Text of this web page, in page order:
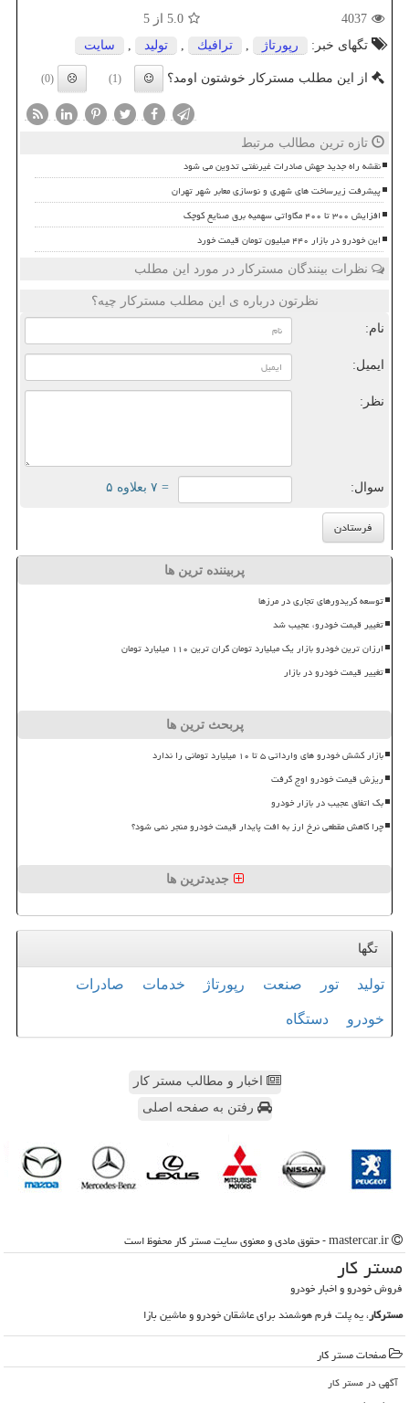
4037
5.0 از 5
تگهای خبر:
رپورتاژ ترافیك تولید سایت
از این مطلب مسترکار خوشتون اومد؟ (1)
(0)
تازه ترین مطالب مرتبط
نقشه راه جدید جهش صادرات غیرنفتی تدوین می شود
پیشرفت زیرساخت های شهری و نوسازی معابر شهر تهران
افزایش ۳۰۰ تا ۴۰۰ مگاواتی سهمیه برق صنایع کوچک
این خودرو در بازار ۴۴۰ میلیون تومان قیمت خورد
نظرات بینندگان مسترکار در مورد این مطلب
نظرتون درباره ی این مطلب مسترکار چیه؟
نام:
ایمیل:
نظر:
سوال: = ۷ بعلاوه ۵
پربیننده ترین ها
توسعه کریدورهای تجاری در مرزها
تغییر قیمت خودرو، عجیب شد
ارزان ترین خودرو بازار یک میلیارد تومان گران ترین ۱۱۰ میلیارد تومان
تغییر قیمت خودرو در بازار
پربحث ترین ها
بازار کشش خودرو های وارداتی ۵ تا ۱۰ میلیارد تومانی را ندارد
ریزش قیمت خودرو اوج گرفت
بک اتفاق عجیب در بازار خودرو
چرا کاهش مقطعی نرخ ارز به افت پایدار قیمت خودرو منجر نمی شود؟
جدیدترین ها
تگها
تولید تور صنعت رپورتاژ خدمات صادرات
خودرو دستگاه
اخبار و مطالب مستر کار
رفتن به صفحه اصلی
مستر كار
فروش خودرو و اخبار خودرو
مسترکار، یه پلت فرم هوشمند برای عاشقان خودرو و ماشین بازا
صفحات مستر كار
آگهی در مستر كار